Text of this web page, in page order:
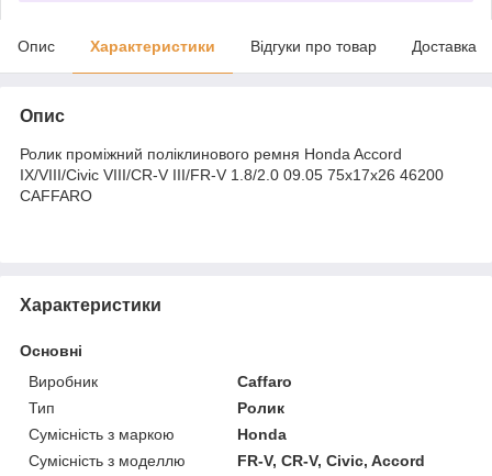
Опис Характеристики Відгуки про товар Доставка
Опис
Ролик проміжний поліклинового ремня Honda Accord
IX/VIII/Civic VIII/CR-V III/FR-V 1.8/2.0 09.05 75x17x26 46200
CAFFARO
Характеристики
Основні
Виробник
Caffaro
Тип
Ролик
Сумісність з маркою
Honda
Сумісність з моделлю
FR-V, CR-V, Civic, Accord